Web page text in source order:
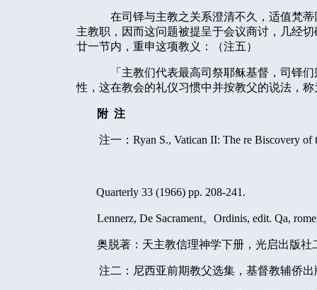
在司铎与主教之关系澄清不久，适值梵
主教职，因而这问题被提呈于会议商讨，几经
廿一节内，重申这项教义：（注五）
「主教们代表最高司祭耶稣基督，司
性，这在教会的礼仪习惯中并按教父的说法，
附 注
注一： Ryan S., Vatican II: The re Biscovery of
Quarterly 33 (1966) pp. 208-241.
Lennerz, De Sacrament。 Ordinis, edit. Qa,
奥脱著：天主教信理神学下册，光启出版社
注二：尼西亚前期教父选集，基督教辅侨